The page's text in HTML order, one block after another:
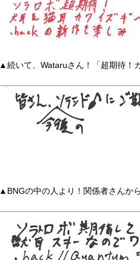
▲続いて、Wataruさん！「超期待！
▲BNGの中の人より！関係者さんか